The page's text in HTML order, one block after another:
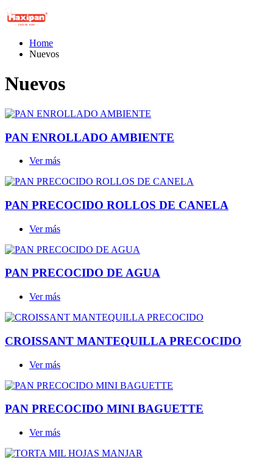
Home
Nuevos
Nuevos
PAN ENROLLADO AMBIENTE
Ver más
PAN PRECOCIDO ROLLOS DE CANELA
Ver más
PAN PRECOCIDO DE AGUA
Ver más
CROISSANT MANTEQUILLA PRECOCIDO
Ver más
PAN PRECOCIDO MINI BAGUETTE
Ver más